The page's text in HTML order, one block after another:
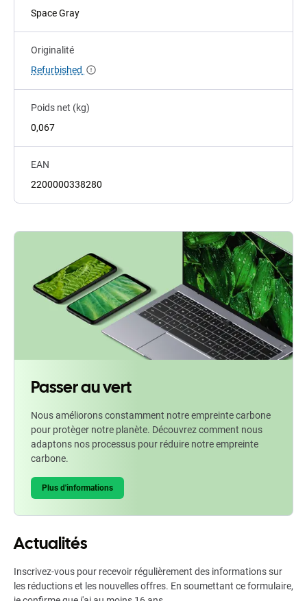
Space Gray
Originalité
Refurbished
Poids net (kg)
0,067
EAN
2200000338280
Passer au vert
Nous améliorons constamment notre empreinte carbone
pour protèger notre planète. Découvrez comment nous
adaptons nos processus pour réduire notre empreinte
carbone.
Plus d'informations
Actualités
Inscrivez-vous pour recevoir régulièrement des informations sur
les réductions et les nouvelles offres. En soumettant ce formulaire,